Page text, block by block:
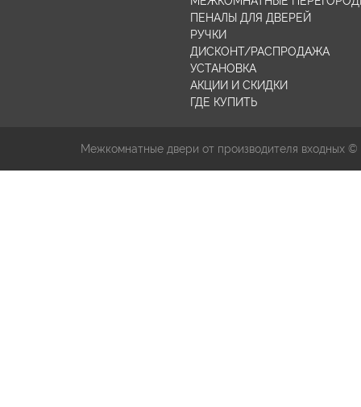
ПЕНАЛЫ ДЛЯ ДВЕРЕЙ
РУЧКИ
ДИСКОНТ/РАСПРОДАЖА
УСТАНОВКА
АКЦИИ И СКИДКИ
ГДЕ КУПИТЬ
Межкомнатные двери от производителя входных